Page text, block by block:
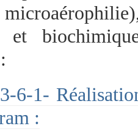
et
6-1-
: